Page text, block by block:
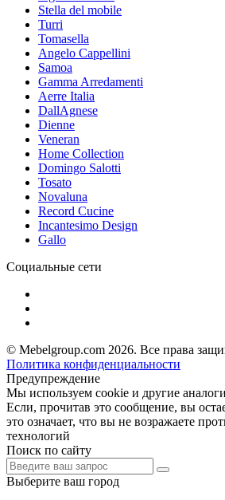
Stella del mobile
Turri
Tomasella
Angelo Cappellini
Samoa
Gamma Arredamenti
Aerre Italia
DallAgnese
Dienne
Veneran
Home Collection
Domingo Salotti
Tosato
Novaluna
Record Cucine
Incantesimo Design
Gallo
Социальные сети
© Mebelgroup.com 2026. Все права
Политика конфиденциальности
Предупреждение
Мы используем cookie и другие
Если, прочитав это сообщение, вы
это означает, что вы не возражаете
технологий
Поиск по сайту
Выберите ваш город